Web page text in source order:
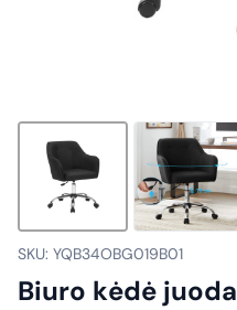
SKU: YQB34OBG019B01
Biuro kėdė juoda